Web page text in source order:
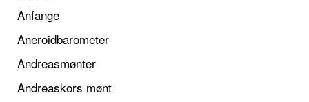
Anfange
Aneroidbarometer
Andreasmønter
Andreaskors mønt